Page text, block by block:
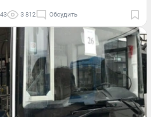
3 812 Обсудить